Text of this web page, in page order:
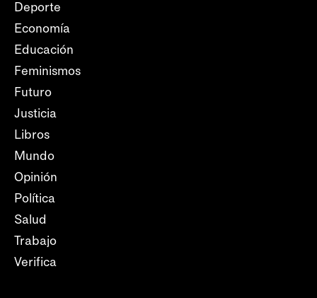
Deporte
Economía
Educación
Feminismos
Futuro
Justicia
Libros
Mundo
Opinión
Política
Salud
Trabajo
Verifica